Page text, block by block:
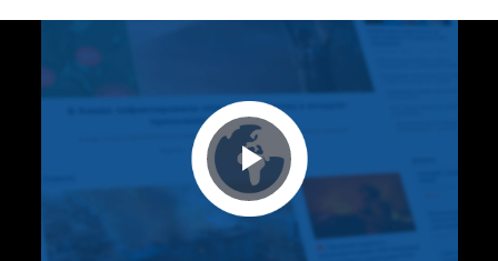
Play Video